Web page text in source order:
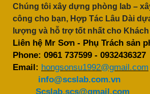
Chúng tôi xây dựng phòng lab –
công cho bạn, Hợp Tác Lâu Dài
lượng và hỗ trợ tốt nhất cho
Liên hệ Mr Sơn - Phụ Trách sản
Phone: 0961 737599 - 0932436327
Email: hongsonsu1992@gmail.com
info@scslab.com.vn
Scslab.scs@gmail.com